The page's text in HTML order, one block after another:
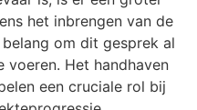
het inbrengen van de
om dit gesprek al
Het handhaven
een cruciale rol bij